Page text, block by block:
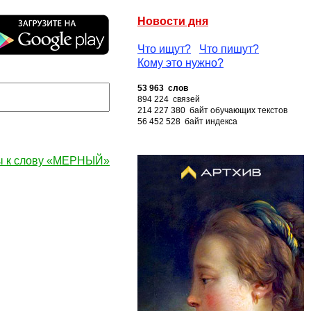
Новости дня
Что ищут?
Что пишут?
Кому это нужно?
53 963 слов
894 224 связей
214 227 380 байт обучающих текстов
56 452 528 байт индекса
к слову «МЕРНЫЙ»